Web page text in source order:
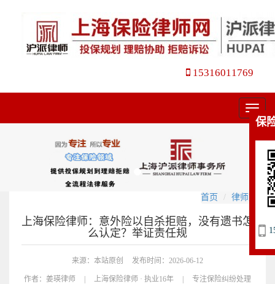
15316011769
菜
单
首页 律师文集
上海保险律师：意外险以自杀拒赔，没有遗书怎
么认定？举证责任规
来源：本站原创 发布时间：2026-06-12
作者： 姜瑛律师 | 上海保险律师 · 执业16年 | 专注保险纠纷处理
保